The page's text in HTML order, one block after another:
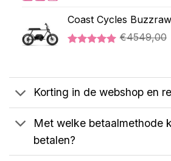
5.00
op 5
gebaseerd
op
klantbeoordelingen
Coast Cycles
klantbeoordeling
€4549,00
Korting in de webshop en
Met welke betaalmethode
betalen?